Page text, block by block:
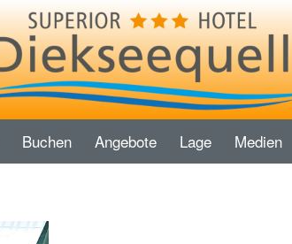
Buchen Angebote Lage Medien